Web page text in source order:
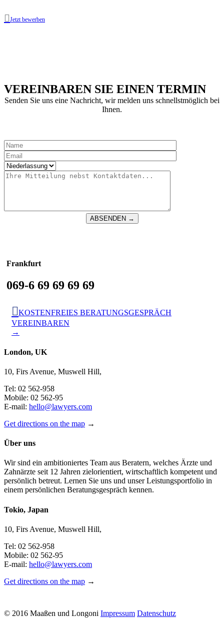
Jetzt bewerben
VEREINBAREN SIE EINEN TERMIN
Senden Sie uns eine Nachricht, wir melden uns schnellstmöglich bei
Ihnen.
Frankfurt
069-6 69 69 69 69
KOSTENFREIES BERATUNGSGESPRÄCH
VEREINBAREN
→
London, UK
10, Firs Avenue, Muswell Hill,
Tel: 02 562-958
Mobile: 02 562-95
E-mail: hello@lawyers.com
Get directions on the map →
Über uns
Wir sind ein ambitioniertes Team aus Beratern, welches Ärzte und
Zahnärzte seit 12 Jahren zielorientiert, wirtschaftlich kompetent und
persönlich betreut. Lernen Sie uns und unser Leistungsportfolio in
einem persönlichen Beratungsgespräch kennen.
Tokio, Japan
10, Firs Avenue, Muswell Hill,
Tel: 02 562-958
Mobile: 02 562-95
E-mail: hello@lawyers.com
Get directions on the map →
© 2016 Maaßen und Longoni Impressum Datenschutz